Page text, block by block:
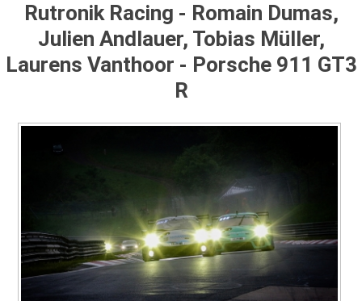
Rutronik Racing - Romain Dumas,
Julien Andlauer, Tobias Müller,
Laurens Vanthoor - Porsche 911 GT3
R